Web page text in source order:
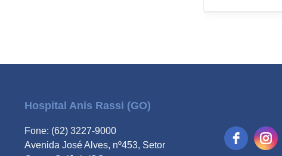
Hospital Anis Rassi (GO)
Fone: (62) 3227-9000
Avenida José Alves, nº453, Setor